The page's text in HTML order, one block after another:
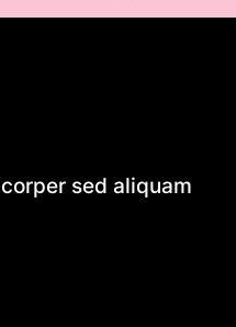
sed aliquam